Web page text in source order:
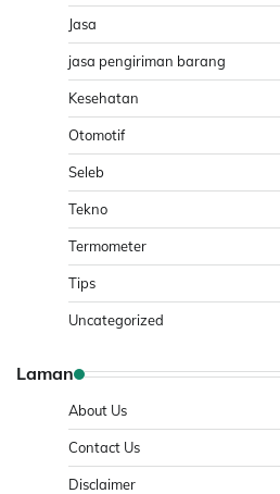
Jasa
jasa pengiriman barang
Kesehatan
Otomotif
Seleb
Tekno
Termometer
Tips
Uncategorized
Laman
About Us
Contact Us
Disclaimer